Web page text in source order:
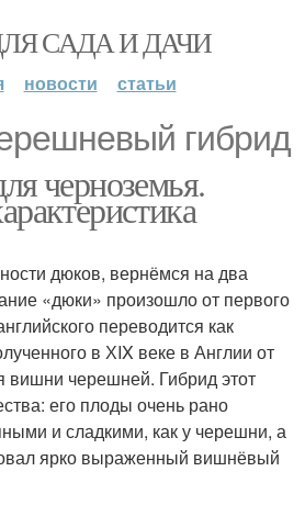
САДА И ДАЧИ
новости статьи
гибрид
черноземья.
дюков, вернёмся на два
«дюки» произошло от первого
переводится как
в ХIX веке в Англии от
вишни черешней. Гибрид этот
его плоды очень рано
и сладкими, как у черешни, а
ярко выраженный вишнёвый